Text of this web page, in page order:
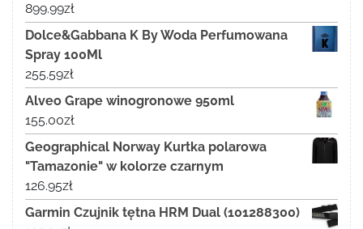
899.99zł
Dolce&Gabbana K By Woda Perfumowana
Spray 100Ml
255.59zł
Alveo Grape winogronowe 950ml
155.00zł
Geographical Norway Kurtka polarowa
"Tamazonie" w kolorze czarnym
126.95zł
Garmin Czujnik tętna HRM Dual (101288300)